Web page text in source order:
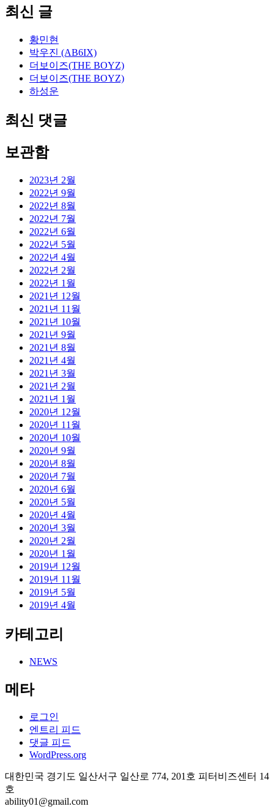
어:
최신 글
황민현
박우진 (AB6IX)
더보이즈(THE BOYZ)
더보이즈(THE BOYZ)
하성운
최신 댓글
보관함
2023년 2월
2022년 9월
2022년 8월
2022년 7월
2022년 6월
2022년 5월
2022년 4월
2022년 2월
2022년 1월
2021년 12월
2021년 11월
2021년 10월
2021년 9월
2021년 8월
2021년 4월
2021년 3월
2021년 2월
2021년 1월
2020년 12월
2020년 11월
2020년 10월
2020년 9월
2020년 8월
2020년 7월
2020년 6월
2020년 5월
2020년 4월
2020년 3월
2020년 2월
2020년 1월
2019년 12월
2019년 11월
2019년 5월
2019년 4월
카테고리
NEWS
메타
로그인
엔트리 피드
댓글 피드
WordPress.org
대한민국 경기도 일산서구 일산로 774, 201호 피터비즈센터 14
호
ability01@gmail.com